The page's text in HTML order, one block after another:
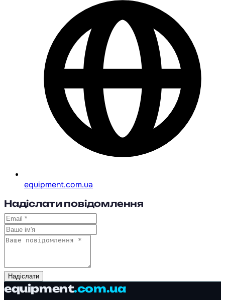
equipment.com.ua
Надіслати повідомлення
Надіслати
equipment.com.ua